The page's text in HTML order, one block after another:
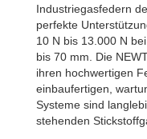
Industriegasfedern
perfekte
10 N bis 13.000 N
bis 70 mm. Die
ihren hochwertigen
einbaufertigen,
Systeme sind
stehenden